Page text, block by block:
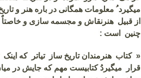
میگیرد ُ معلومات همگانی در باره هنر و
از قبیل هنرنقاش و مجسمه سازی و خاصتاٌ
چنین است :
« کتاب هنرمندان تاریخ ساز تیاتر که
قرار میگیردُ کتابیست مهم که جایش در